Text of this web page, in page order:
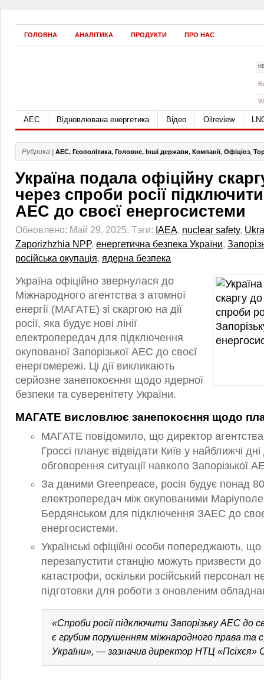
ГОЛОВНА АНАЛІТИКА ПРОДУКТИ ПРО НАС
АЕС Відновлювана енергетика Відео Oilreview
Рубрика | АЕС, Геополітика, Головне, Інші держави, Компанії, Офіціоз,
Україна подала офіційну
через спроби росії
АЕС до своєї енергосистеми
Обновлено: Май 29, 2025. Тэги: IAEA, nuclear safety,
Zaporizhzhia NPP, енергетична безпека України,
російська окупація, ядерна безпека
Україна офіційно звернулася до
Міжнародного агентства з атомної
енергії (МАГАТЕ) зі скаргою на дії
росії, яка будує нові лінії
електропередач для підключення
окупованої Запорізької АЕС до своєї
енергомережі. Ці дії викликають
серйозне занепокоєння щодо ядерної
безпеки та суверенітету України.
МАГАТЕ висловлює занепокоєння щодо
МАГАТЕ повідомило, що директор
Гроссі планує відвідати Київ у найближчі
обговорення ситуації навколо Запорізької
За даними Greenpeace, росія будує понад 80
електропередач між окупованими
Бердянськом для підключення ЗАЕС до
енергосистеми.
Українські офіційні особи попереджають,
перезапустити станцію можуть призвести до
катастрофи, оскільки російський персонал
підготовки для роботи з оновленим
«Спроби росії підключити Запорізьку АЕС до
є грубим порушенням міжнародного права та
України», — зазначив директор НТЦ «Псіхєя»